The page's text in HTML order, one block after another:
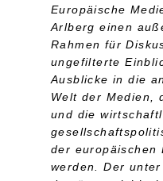
Europäische
Arlberg einen
Rahmen für
ungefilterte
Ausblicke in die
Welt der Medien,
und die
der europäischen
werden. Der